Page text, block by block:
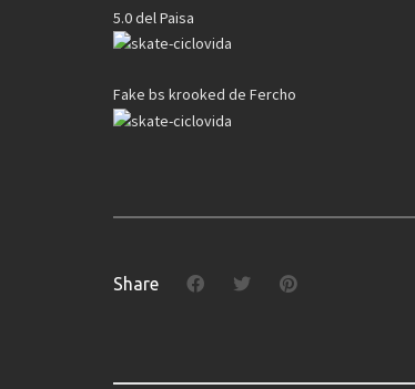
5.0 del Paisa
Fake bs krooked de Fercho
Share